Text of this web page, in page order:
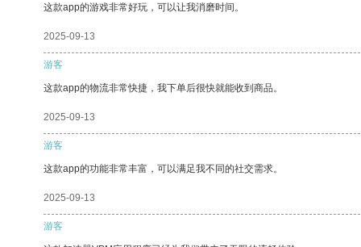
这款app的游戏非常好玩，可以让我消磨时间。
2025-09-13
游客
这款app的物流非常快捷，我下单后很快就能收到商品。
2025-09-13
游客
这款app的功能非常丰富，可以满足我不同的社交需求。
2025-09-13
游客